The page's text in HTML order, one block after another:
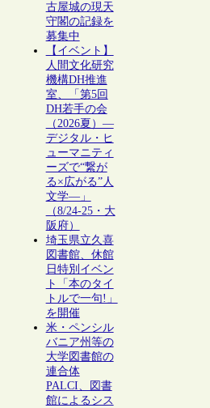
古屋城の現天
守閣の記録を
募集中
【イベント】
人間文化研究
機構DH推進
室、「第5回
DH若手の会
（2026夏）―
デジタル・ヒ
ューマニティ
ーズで“繋が
る×広がる”人
文学―」
（8/24-25・大
阪府）
埼玉県立久喜
図書館、休館
日特別イベン
ト「本のタイ
トルで一句!」
を開催
米・ペンシル
バニア州等の
大学図書館の
連合体
PALCI、図書
館によるシス